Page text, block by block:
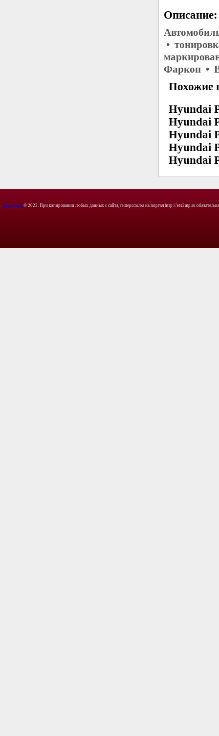
Описание:
•
Фаркоп •
Похожие
Hyundai
Hyundai
Hyundai
Hyundai
Hyundai
Copyright © 2023. При копировании любых данных с сайта, гиперссылка на портал http://ets2mp.ru